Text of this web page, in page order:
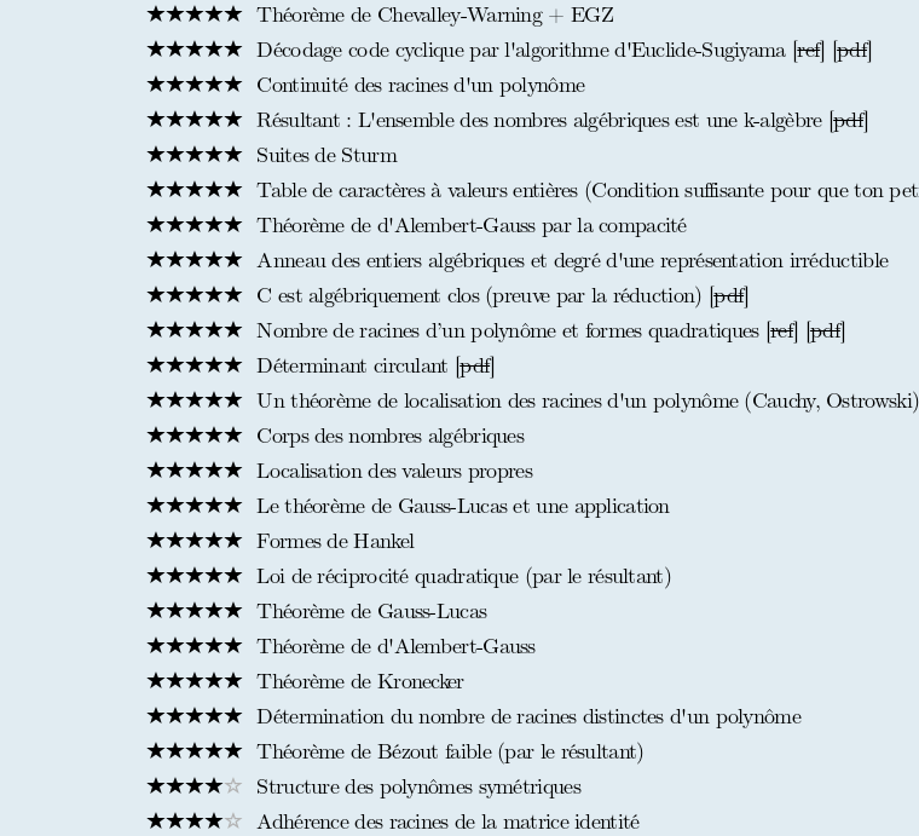
Théorème de Chevalley-Warning + EGZ
Décodage code cyclique par l'algorithme d'Euclide-Sugiyama [ref] [pdf]
Continuité des racines d'un polynôme
Résultant : L'ensemble des nombres algébriques est une k-algèbre [pdf]
Suites de Sturm
Table de caractères à valeurs entières (Condition suffisante pour que ton
Théorème de d'Alembert-Gauss par la compacité
Anneau des entiers algébriques et degré d'une représentation irréductible
C est algébriquement clos (preuve par la réduction) [pdf]
Nombre de racines d’un polynôme et formes quadratiques [ref] [pdf]
Déterminant circulant [pdf]
Un théorème de localisation des racines d'un polynôme (Cauchy,
Corps des nombres algébriques
Localisation des valeurs propres
Le théorème de Gauss-Lucas et une application
Formes de Hankel
Loi de réciprocité quadratique (par le résultant)
Théorème de Gauss-Lucas
Théorème de d'Alembert-Gauss
Théorème de Kronecker
Détermination du nombre de racines distinctes d'un polynôme
Théorème de Bézout faible (par le résultant)
Structure des polynômes symétriques
Adhérence des racines de la matrice identité